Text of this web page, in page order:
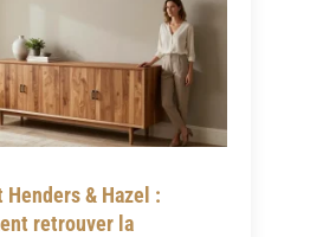
Henders & Hazel :
retrouver la